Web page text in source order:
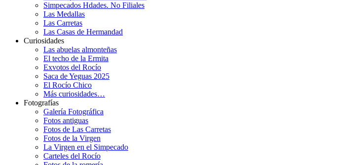
Simpecados Hdades. No Filiales
Las Medallas
Las Carretas
Las Casas de Hermandad
Curiosidades
Las abuelas almonteñas
El techo de la Ermita
Exvotos del Rocío
Saca de Yeguas 2025
El Rocío Chico
Más curiosidades…
Fotografías
Galería Fotográfica
Fotos antiguas
Fotos de Las Carretas
Fotos de la Virgen
La Virgen en el Simpecado
Carteles del Rocío